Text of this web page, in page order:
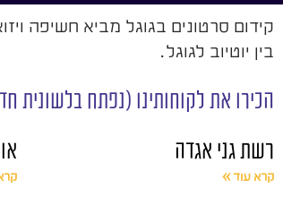
קידום סרטונים בגוגל מביא חשיפה
בין יוטיוב לגוגל.
הכירו את לקוחותינו (נפתח בלשונית
רשת גני אגדה
קרא עוד »